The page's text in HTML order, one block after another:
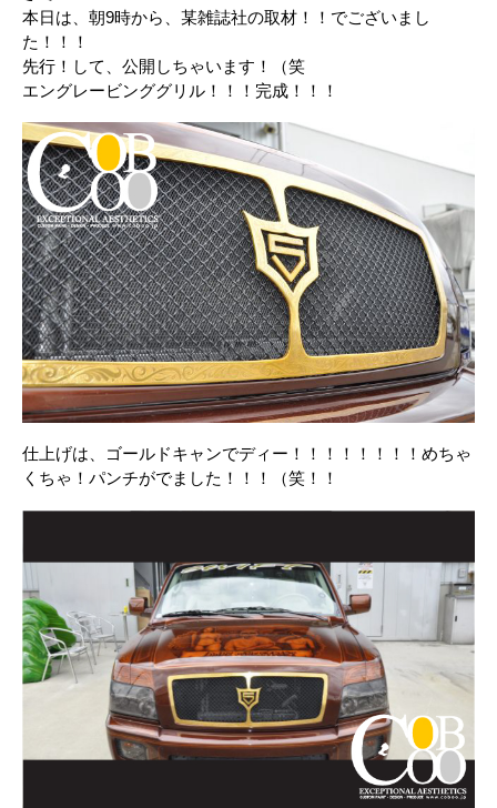
本日は、朝9時から、某雑誌社の取材！！でございまし
た！！！
先行！して、公開しちゃいます！（笑
エングレービンググリル！！！完成！！！
仕上げは、ゴールドキャンでディー！！！！！！！！めちゃ
くちゃ！パンチがでました！！！（笑！！